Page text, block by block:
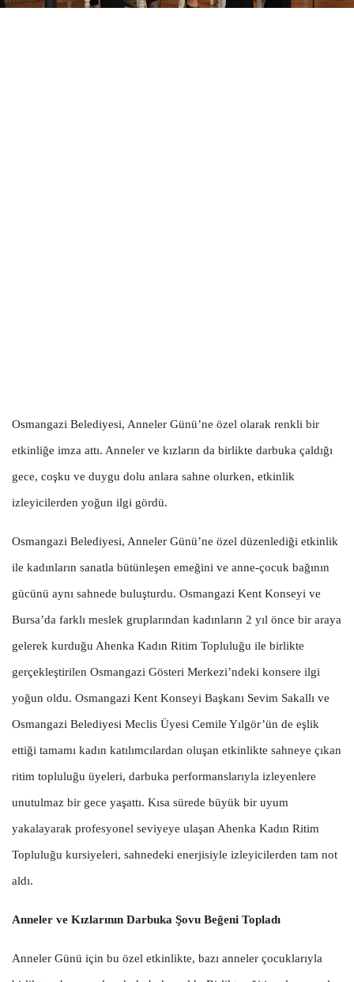
Osmangazi Belediyesi, Anneler Günü’ne özel olarak renkli bir
etkinliğe imza attı. Anneler ve kızların da birlikte darbuka çaldığı
gece, coşku ve duygu dolu anlara sahne olurken, etkinlik
izleyicilerden yoğun ilgi gördü.
Osmangazi Belediyesi, Anneler Günü’ne özel düzenlediği etkinlik
ile kadınların sanatla bütünleşen emeğini ve anne-çocuk bağının
gücünü aynı sahnede buluşturdu. Osmangazi Kent Konseyi ve
Bursa’da farklı meslek gruplarından kadınların 2 yıl önce bir araya
gelerek kurduğu Ahenka Kadın Ritim Topluluğu ile birlikte
gerçekleştirilen Osmangazi Gösteri Merkezi’ndeki konsere ilgi
yoğun oldu. Osmangazi Kent Konseyi Başkanı Sevim Sakallı ve
Osmangazi Belediyesi Meclis Üyesi Cemile Yılgör’ün de eşlik
ettiği tamamı kadın katılımcılardan oluşan etkinlikte sahneye çıkan
ritim topluluğu üyeleri, darbuka performanslarıyla izleyenlere
unutulmaz bir gece yaşattı. Kısa sürede büyük bir uyum
yakalayarak profesyonel seviyeye ulaşan Ahenka Kadın Ritim
Topluluğu kursiyeleri, sahnedeki enerjisiyle izleyicilerden tam not
aldı.
Anneler ve Kızlarının Darbuka Şovu Beğeni Topladı
Anneler Günü için bu özel etkinlikte, bazı anneler çocuklarıyla